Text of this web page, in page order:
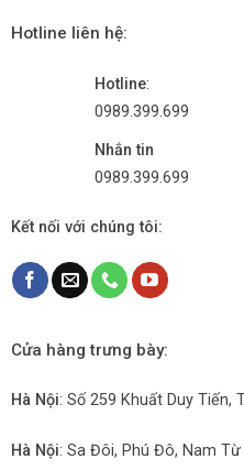
Hotline liên hệ:
Hotline:
0989.399.699
Nhắn tin
0989.399.699
Kết nối với chúng tôi:
Cửa hàng trưng bày:
Hà Nội: Số 259 Khuất Duy Tiến,
Hà Nội: Sa Đôi, Phú Đô, Nam Từ